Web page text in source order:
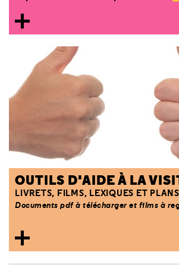
OUTILS D'AIDE À LA
LIVRETS, FILMS, LEXIQUES ET
Documents pdf à télécharger et films à